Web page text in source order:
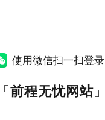
使用微信扫一扫登录
「前程无忧网站」